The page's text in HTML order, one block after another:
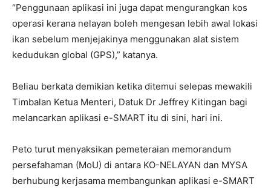
“Penggunaan aplikasi ini juga dapat mengurangkan kos
operasi kerana nelayan boleh mengesan lebih awal lokasi
ikan sebelum menjejakinya menggunakan alat sistem
kedudukan global (GPS),” katanya.
Beliau berkata demikian ketika ditemui selepas mewakili
Timbalan Ketua Menteri, Datuk Dr Jeffrey Kitingan bagi
melancarkan aplikasi e-SMART itu di sini, hari ini.
Peto turut menyaksikan pemeteraian memorandum
persefahaman (MoU) di antara KO-NELAYAN dan MYSA
berhubung kerjasama membangunkan aplikasi e-SMART